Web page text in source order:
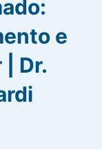
e
| Dr.